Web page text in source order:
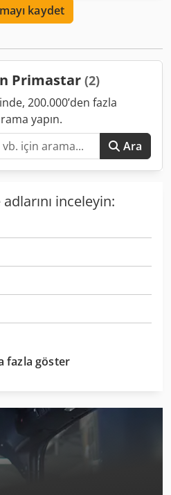
kaydet
Primastar (2)
200.000’den fazla
yapın.
Ara
inceleyin:
fazla göster